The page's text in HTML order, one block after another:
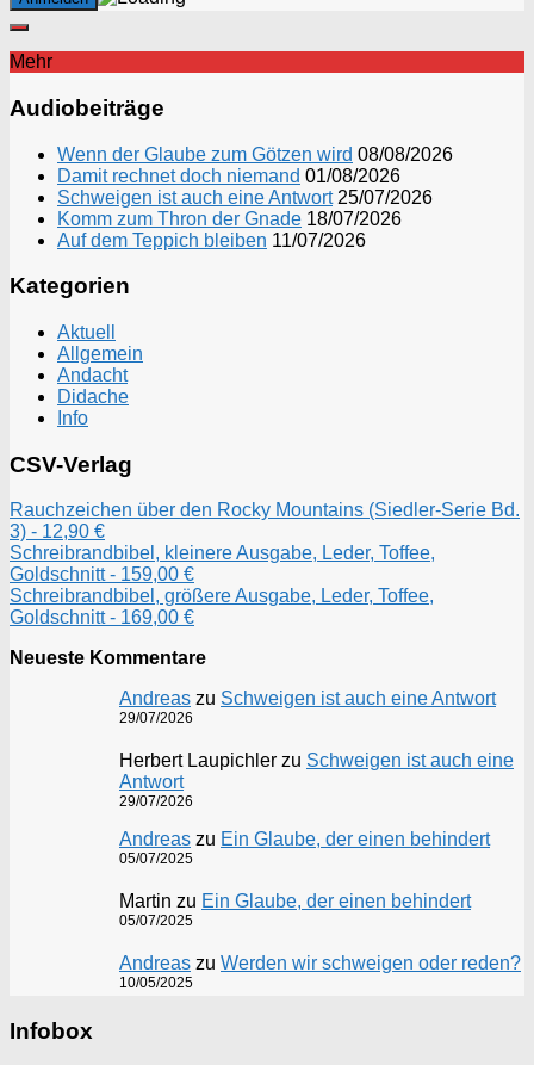
Mehr
Audiobeiträge
Wenn der Glaube zum Götzen wird 08/08/2026
Damit rechnet doch niemand 01/08/2026
Schweigen ist auch eine Antwort 25/07/2026
Komm zum Thron der Gnade 18/07/2026
Auf dem Teppich bleiben 11/07/2026
Kategorien
Aktuell
Allgemein
Andacht
Didache
Info
CSV-Verlag
Rauchzeichen über den Rocky Mountains (Siedler-Serie Bd.
3) - 12,90 €
Schreibrandbibel, kleinere Ausgabe, Leder, Toffee,
Goldschnitt - 159,00 €
Schreibrandbibel, größere Ausgabe, Leder, Toffee,
Goldschnitt - 169,00 €
Neueste Kommentare
Andreas zu Schweigen ist auch eine Antwort
29/07/2026
Herbert Laupichler zu Schweigen ist auch eine
Antwort
29/07/2026
Andreas zu Ein Glaube, der einen behindert
05/07/2025
Martin zu Ein Glaube, der einen behindert
05/07/2025
Andreas zu Werden wir schweigen oder reden?
10/05/2025
Infobox